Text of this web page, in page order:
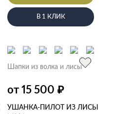
В 1 КЛИК
Шапки из волка и лисы
от 15 500 ₽
УШАНКА-ПИЛОТ ИЗ ЛИСЫ